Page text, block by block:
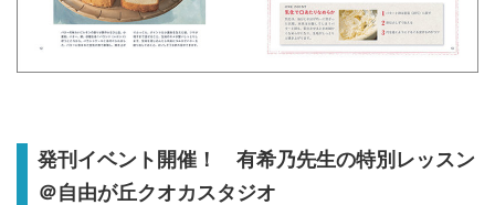
発刊イベント開催！ 有希乃先生の特別レッスン
＠自由が丘クオカスタジオ